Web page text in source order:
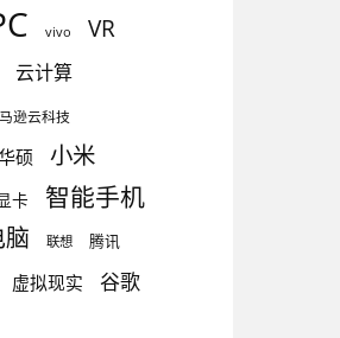
vivo VR
云计算
逊云科技
硕 小米
卡 智能手机
联想 腾讯
虚拟现实 谷歌